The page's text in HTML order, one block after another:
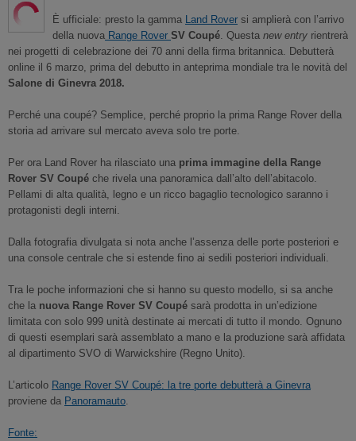
È ufficiale: presto la gamma Land Rover si amplierà con l’arrivo
della nuova Range Rover SV Coupé. Questa new entry rientrerà
nei progetti di celebrazione dei 70 anni della firma britannica. Debutterà
online il 6 marzo, prima del debutto in anteprima mondiale tra le novità del
Salone di Ginevra 2018.
Perché una coupé? Semplice, perché proprio la prima Range Rover della
storia ad arrivare sul mercato aveva solo tre porte.
Per ora Land Rover ha rilasciato una prima immagine della Range
Rover SV Coupé che rivela una panoramica dall’alto dell’abitacolo.
Pellami di alta qualità, legno e un ricco bagaglio tecnologico saranno i
protagonisti degli interni.
Dalla fotografia divulgata si nota anche l’assenza delle porte posteriori e
una console centrale che si estende fino ai sedili posteriori individuali.
Tra le poche informazioni che si hanno su questo modello, si sa anche
che la nuova Range Rover SV Coupé sarà prodotta in un’edizione
limitata con solo 999 unità destinate ai mercati di tutto il mondo. Ognuno
di questi esemplari sarà assemblato a mano e la produzione sarà affidata
al dipartimento SVO di Warwickshire (Regno Unito).
L’articolo Range Rover SV Coupé: la tre porte debutterà a Ginevra
proviene da Panoramauto.
Fonte: